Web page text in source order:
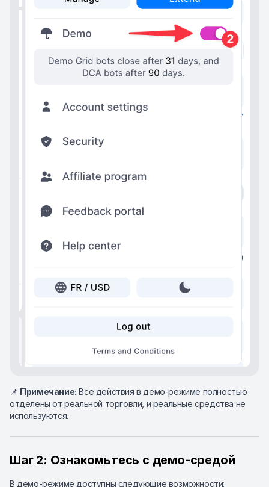
📌 Примечание: Все действия в демо-режиме полностью
отделены от реальной торговли, и реальные средства не
используются.
Шаг 2: Ознакомьтесь с демо-средой
В демо-режиме доступны следующие возможности: